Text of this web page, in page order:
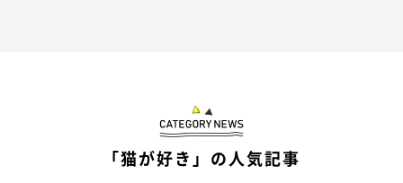
「猫が好き」の人気記事